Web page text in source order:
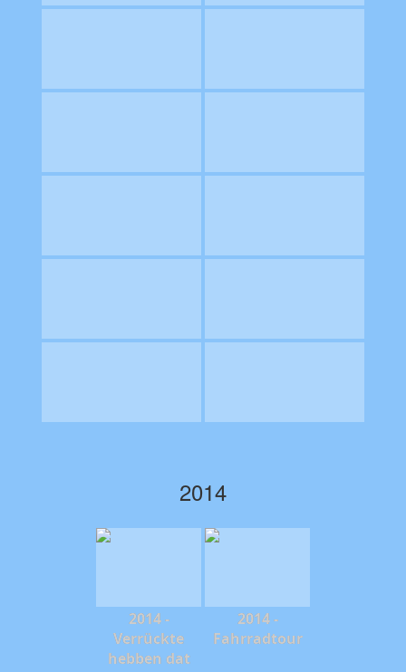
2014
2014 -
Verrückte
hebben dat
2014 -
Fahrradtour